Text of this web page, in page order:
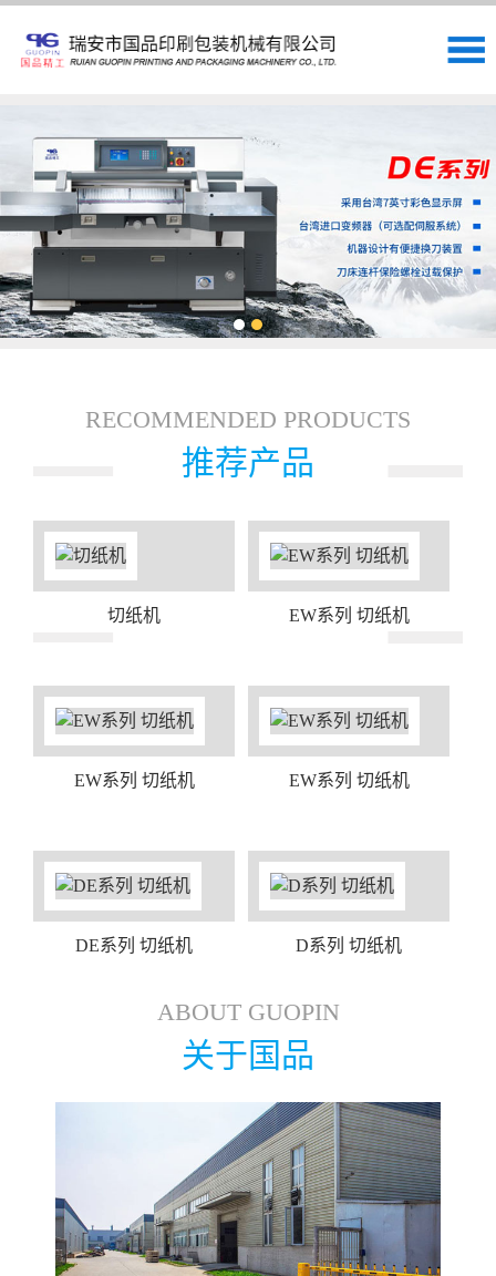
RECOMMENDED PRODUCTS
推荐产品
切纸机 EW系列 切纸机
EW系列 切纸机 EW系列 切纸机
DE系列 切纸机 D系列 切纸机
ABOUT GUOPIN
关于国品